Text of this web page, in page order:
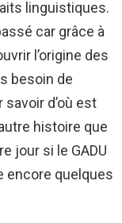
linguistiques.
car grâce à
l’origine des
besoin de
d’où est
histoire que
jour si le GADU
encore quelques